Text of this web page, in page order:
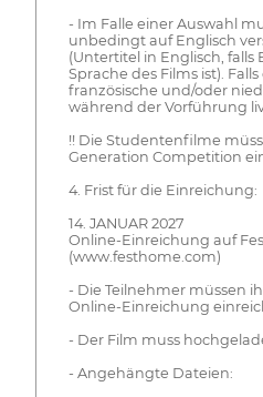
- Im Falle einer Auswahl
unbedingt auf Englisch
(Untertitel in Englisch, falls
Sprache des Films ist).
französische und/oder
während der Vorführung
!! Die Studentenfilme
Generation Competition
4. Frist für die Einreichung:
14. JANUAR 2027
Online-Einreichung auf
(www.festhome.com)
- Die Teilnehmer müssen
Online-Einreichung
- Der Film muss
- Angehängte Dateien: